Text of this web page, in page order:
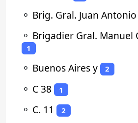
⚬ Brig. Gral. Juan
⚬ Brigadier Gral. Manuel
1
⚬ Buenos Aires y 2
⚬ C 38 1
⚬ C. 11 2